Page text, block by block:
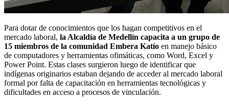
Para dotar de conocimientos que los hagan competitivos en el
mercado laboral, la Alcaldía de Medellín capacita a un grupo de
15 miembros de la comunidad Embera Katío en manejo básico
de computadores y herramientas ofimáticas, como Word, Excel y
Power Point. Estas clases surgieron luego de identificar que
indígenas originarios estaban dejando de acceder al mercado laboral
formal por falta de capacitación en herramientas tecnológicas y
dificultades en acceso a procesos de vinculación.